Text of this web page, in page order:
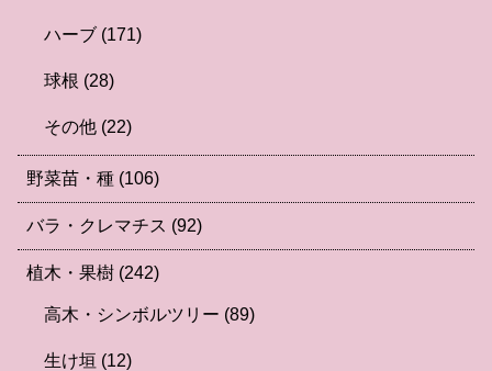
ハーブ (171)
球根 (28)
その他 (22)
野菜苗・種 (106)
バラ・クレマチス (92)
植木・果樹 (242)
高木・シンボルツリー (89)
生け垣 (12)